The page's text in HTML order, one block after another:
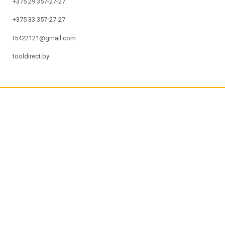
+375 33 357-27-27
t5422121@gmail.com
tooldirect.by